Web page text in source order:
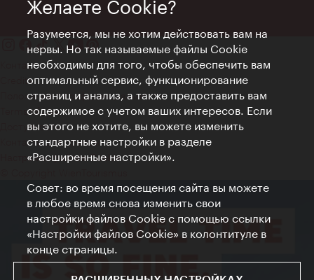
Контакт
Credits
Положение о конфиденциальности
Terms of Use
Доступность
Контакты для прессы
Настройки файлов Cookie
Желаете Cookie?
Разумеется, мы не хотим действовать вам на
нервы. Но так называемые файлы Cookie
необходимы для того, чтобы обеспечить вам
оптимальный сервис, функционирование
страниц и анализ, а также предоставить вам
содержимое с учетом ваших интересов. Если
вы этого не хотите, вы можете изменить
стандартные настройки в разделе
«Расширенные настройки».
Совет: во время посещения сайта вы можете
в любое время снова изменить свои
настройки файлов Cookie с помощью ссылки
«Настройки файлов Cookie» в колонтитуле в
конце страницы.